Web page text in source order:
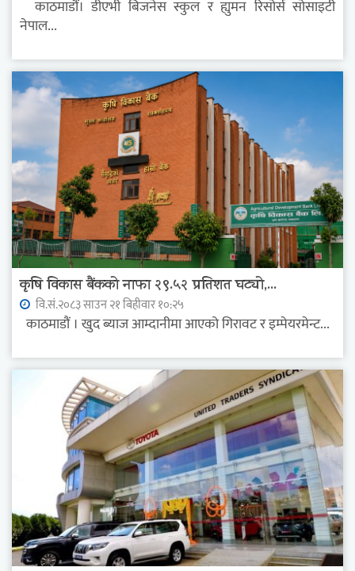
काठमाडौं। डीएभी बिजनेस स्कुल र ह्युमन रिसोर्स सोसाइटी
नेपाल...
कृषि विकास बैंकको नाफा २९.५२ प्रतिशत घट्यो,...
वि.सं.२०८३ साउन २१ बिहीवार १०:२५
काठमाडौं । खुद ब्याज आम्दानीमा आएको गिरावट र इम्पेयरमेन्ट...